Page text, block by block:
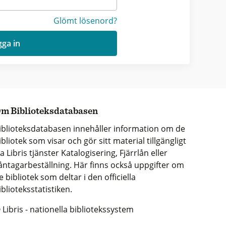
Glömt lösenord?
in
Biblioteksdatabasen
innehåller information om de
som visar och gör sitt material tillgängligt
Libris tjänster Katalogisering, Fjärrlån eller
Här finns också uppgifter om
bibliotek som deltar i den officiella
- nationella bibliotekssystem